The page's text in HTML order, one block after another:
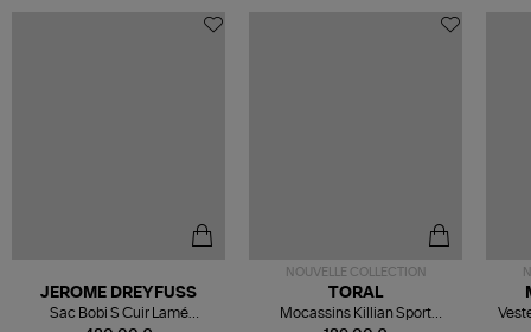
JEROME DREYFUSS
Sac Bobi S Cuir Lamé
NOUVELLE COLLECTION
TORAL
Mocassins Killian Sport